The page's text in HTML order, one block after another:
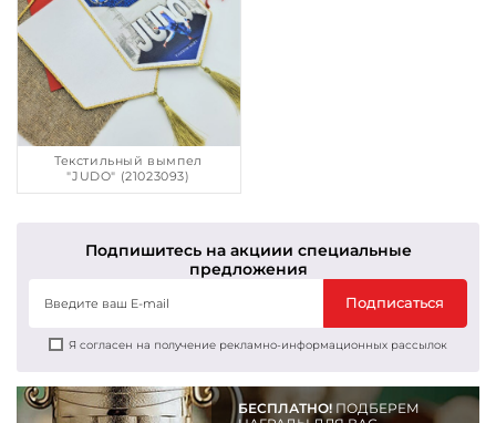
Текстильный вымпел
"JUDO" (21023093)
Подпишитесь на акциии специальные
предложения
Подписаться
Я согласен на получение рекламно-информационных рассылок
БЕСПЛАТНО!ПОДБЕРЕМ